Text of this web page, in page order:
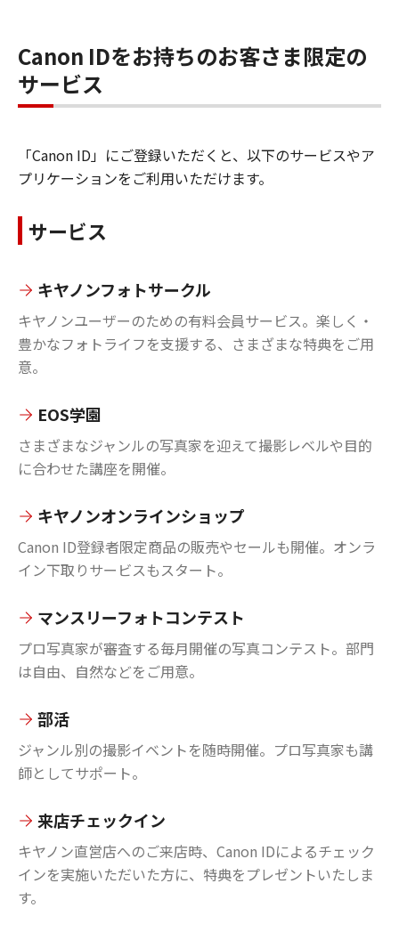
Canon IDをお持ちのお客さま限定の
サービス
「Canon ID」にご登録いただくと、以下のサービスやア
プリケーションをご利用いただけます。
サービス
キヤノンフォトサークル
キヤノンユーザーのための有料会員サービス。楽しく・
豊かなフォトライフを支援する、さまざまな特典をご用
意。
EOS学園
さまざまなジャンルの写真家を迎えて撮影レベルや目的
に合わせた講座を開催。
キヤノンオンラインショップ
Canon ID登録者限定商品の販売やセールも開催。オンラ
イン下取りサービスもスタート。
マンスリーフォトコンテスト
プロ写真家が審査する毎月開催の写真コンテスト。部門
は自由、自然などをご用意。
部活
ジャンル別の撮影イベントを随時開催。プロ写真家も講
師としてサポート。
来店チェックイン
キヤノン直営店へのご来店時、Canon IDによるチェック
インを実施いただいた方に、特典をプレゼントいたしま
す。